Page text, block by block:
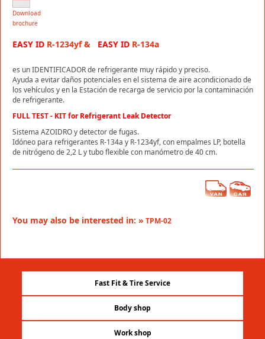
Download
brochure
EASY ID R-1234yf & EASY ID R-134a
es un IDENTIFICADOR de refrigerante muy rápido y preciso.
Ayuda a evitar daños potenciales en el sistema de aire acondicionado de
los vehículos y en la Estación de recarga de servicio por la contaminación
de refrigerante.
FULL TEST - KIT for Refrigerant Leak Detector
Sistema AZOIDRO y detector de fugas.
Idóneo para refrigerantes R-134a y R-1234yf, con empalmes LP, botella
de nitrógeno de 2,2 L y tubo flexible con manómetro de 40 cm.
You may also be interested in: » TPM-02
Fast Fit & Tire Service
Body shop
Work shop